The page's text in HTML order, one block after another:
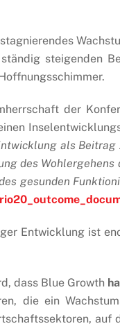
steigenden
der
als
des
gesunden
Entwicklung ist
dass Blue Growth
die ein
auf